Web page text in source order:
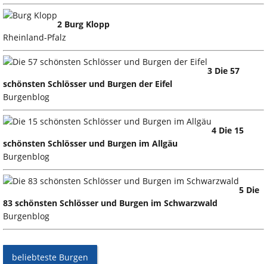
2 Burg Klopp
Rheinland-Pfalz
3 Die 57
schönsten Schlösser und Burgen der Eifel
Burgenblog
4 Die 15
schönsten Schlösser und Burgen im Allgäu
Burgenblog
5 Die
83 schönsten Schlösser und Burgen im Schwarzwald
Burgenblog
beliebteste Burgen